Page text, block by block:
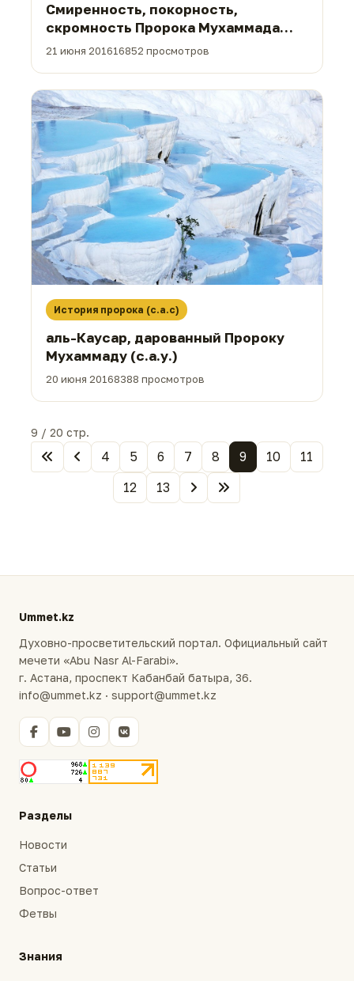
Смиренность, покорность,
скромность Пророка Мухаммада
(с.а.у)
21 июня 201616852 просмотров
История пророка (с.а.с)
аль-Каусар, дарованный Пророку
Мухаммаду (с.а.у.)
20 июня 20168388 просмотров
9 / 20 стр.
4 5 6 7 8 9 10
11
12
13
Ummet.kz
Духовно-просветительский портал. Официальный сайт
мечети «Abu Nasr Al-Farabi».
г. Астана, проспект Кабанбай батыра, 36.
info@ummet.kz · support@ummet.kz
Разделы
Новости
Статьи
Вопрос-ответ
Фетвы
Знания